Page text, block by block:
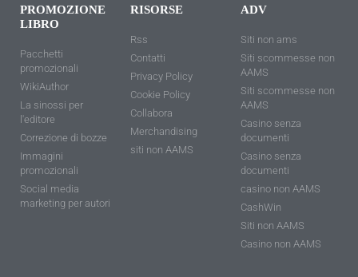
PROMOZIONE
LIBRO
Pacchetti
promozionali
WikiAuthor
La sinossi per
l'editore
Correzione di bozze
Immagini
promozionali
Social media
marketing per autori
RISORSE
Rss
Contatti
Privacy Policy
Cookie Policy
Collabora
Merchandising
siti non AAMS
ADV
Siti non ams
Siti scommesse non
AAMS
Siti scommesse non
AAMS
Casino senza
documenti
Casino senza
documenti
casino non AAMS
CashWin
Siti non AAMS
Casino non AAMS